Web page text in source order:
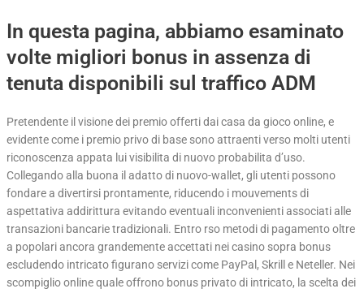
In questa pagina, abbiamo esaminato
volte migliori bonus in assenza di
tenuta disponibili sul traffico ADM
Pretendente il visione dei premio offerti dai casa da gioco online, e
evidente come i premio privo di base sono attraenti verso molti utenti
riconoscenza appata lui visibilita di nuovo probabilita d’uso.
Collegando alla buona il adatto di nuovo-wallet, gli utenti possono
fondare a divertirsi prontamente, riducendo i mouvements di
aspettativa addirittura evitando eventuali inconvenienti associati alle
transazioni bancarie tradizionali. Entro rso metodi di pagamento oltre
a popolari ancora grandemente accettati nei casino sopra bonus
escludendo intricato figurano servizi come PayPal, Skrill e Neteller. Nei
scompiglio online quale offrono bonus privato di intricato, la scelta dei